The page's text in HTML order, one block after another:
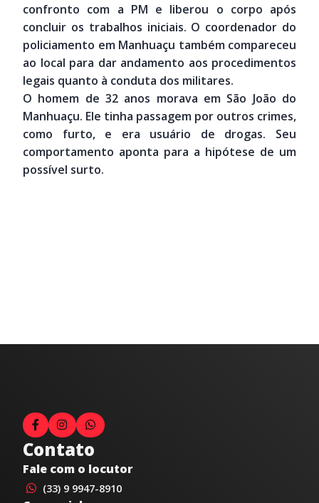
confronto com a PM e liberou o corpo após
concluir os trabalhos iniciais. O coordenador do
policiamento em Manhuaçu também compareceu
ao local para dar andamento aos procedimentos
legais quanto à conduta dos militares.
O homem de 32 anos morava em São João do
Manhuaçu. Ele tinha passagem por outros crimes,
como furto, e era usuário de drogas. Seu
comportamento aponta para a hipótese de um
possível surto.
Contato
Fale com o locutor
(33) 9 9947-8910